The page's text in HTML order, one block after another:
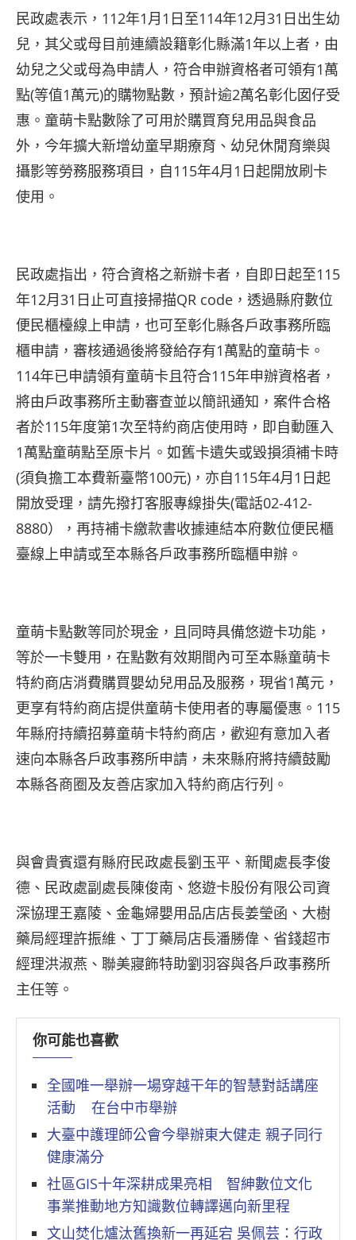
民政處表示，112年1月1日至114年12月31日出生幼
兒，其父或母目前連續設籍彰化縣滿1年以上者，由
幼兒之父或母為申請人，符合申辦資格者可領有1萬
點(等值1萬元)的購物點數，預計逾2萬名彰化囡仔受
惠。童萌卡點數除了可用於購買育兒用品與食品
外，今年擴大新增幼童早期療育、幼兒休閒育樂與
攝影等勞務服務項目，自115年4月1日起開放刷卡
使用。
民政處指出，符合資格之新辦卡者，自即日起至115
年12月31日止可直接掃描QR code，透過縣府數位
便民櫃檯線上申請，也可至彰化縣各戶政事務所臨
櫃申請，審核通過後將發給存有1萬點的童萌卡。
114年已申請領有童萌卡且符合115年申辦資格者，
將由戶政事務所主動審查並以簡訊通知，案件合格
者於115年度第1次至特約商店使用時，即自動匯入
1萬點童萌點至原卡片。如舊卡遺失或毀損須補卡時
(須負擔工本費新臺幣100元)，亦自115年4月1日起
開放受理，請先撥打客服專線掛失(電話02-412-
8880），再持補卡繳款書收據連結本府數位便民櫃
臺線上申請或至本縣各戶政事務所臨櫃申辦。
童萌卡點數等同於現金，且同時具備悠遊卡功能，
等於一卡雙用，在點數有效期間內可至本縣童萌卡
特約商店消費購買嬰幼兒用品及服務，現省1萬元，
更享有特約商店提供童萌卡使用者的專屬優惠。115
年縣府持續招募童萌卡特約商店，歡迎有意加入者
速向本縣各戶政事務所申請，未來縣府將持續鼓勵
本縣各商圈及友善店家加入特約商店行列。
與會貴賓還有縣府民政處長劉玉平、新聞處長李俊
德、民政處副處長陳俊南、悠遊卡股份有限公司資
深協理王嘉陵、金龜婦嬰用品店店長姜瑩函、大樹
藥局經理許振維、丁丁藥局店長潘勝偉、省錢超市
經理洪淑燕、聯美寢飾特助劉羽容與各戶政事務所
主任等。
你可能也喜歡
全國唯一舉辦一場穿越干年的智慧對話講座
活動 在台中市舉辦
大臺中護理師公會今舉辦東大健走 親子同行
健康滿分
社區GIS十年深耕成果亮相 智紳數位文化
事業推動地方知識數位轉譯邁向新里程
文山焚化爐汰舊換新一再延宕 吳佩芸：行政